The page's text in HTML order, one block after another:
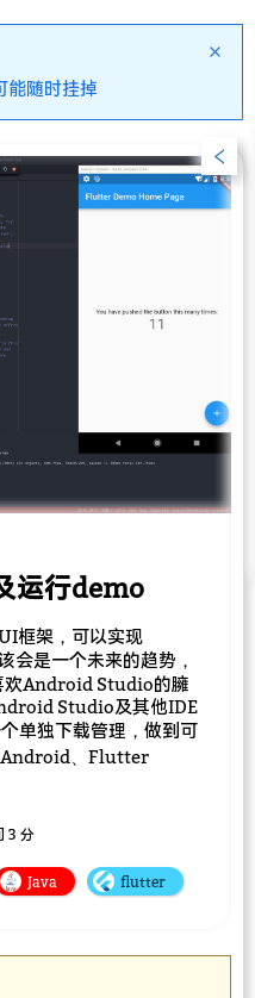
能随时挂掉
运行demo
框架，可以实现
会是一个未来的趋势，
欢Android Studio的臃
Studio及其他IDE
单独下载管理，做到可
Android、Flutter
3 分
Java flutter